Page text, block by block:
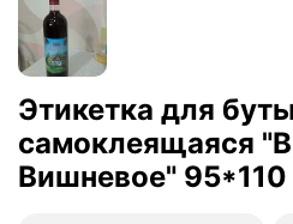
Этикетка для
самоклеящаяся
Вишневое"